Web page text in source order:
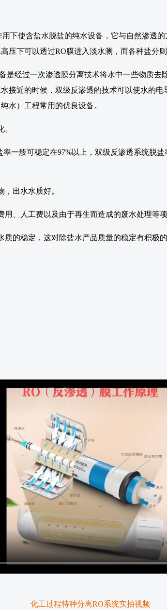
下使含盐水脱盐的纯水设备，它与自然渗透
下可以透过RO膜进入淡水测，而各种盐分
经过一次渗透膜分离技术将水中一些物质去
近的时候，双级反渗透的技术可以使水的电
水）工程常用的优良设备。
一般可稳定在97%以上，双级反渗透系统脱
出水水质好。
、人工费以及由于再生而造成的废水处理等
的稳定，这对除盐水产品质量的稳定有积极的
化工过程特种分离RO系统实拍视频